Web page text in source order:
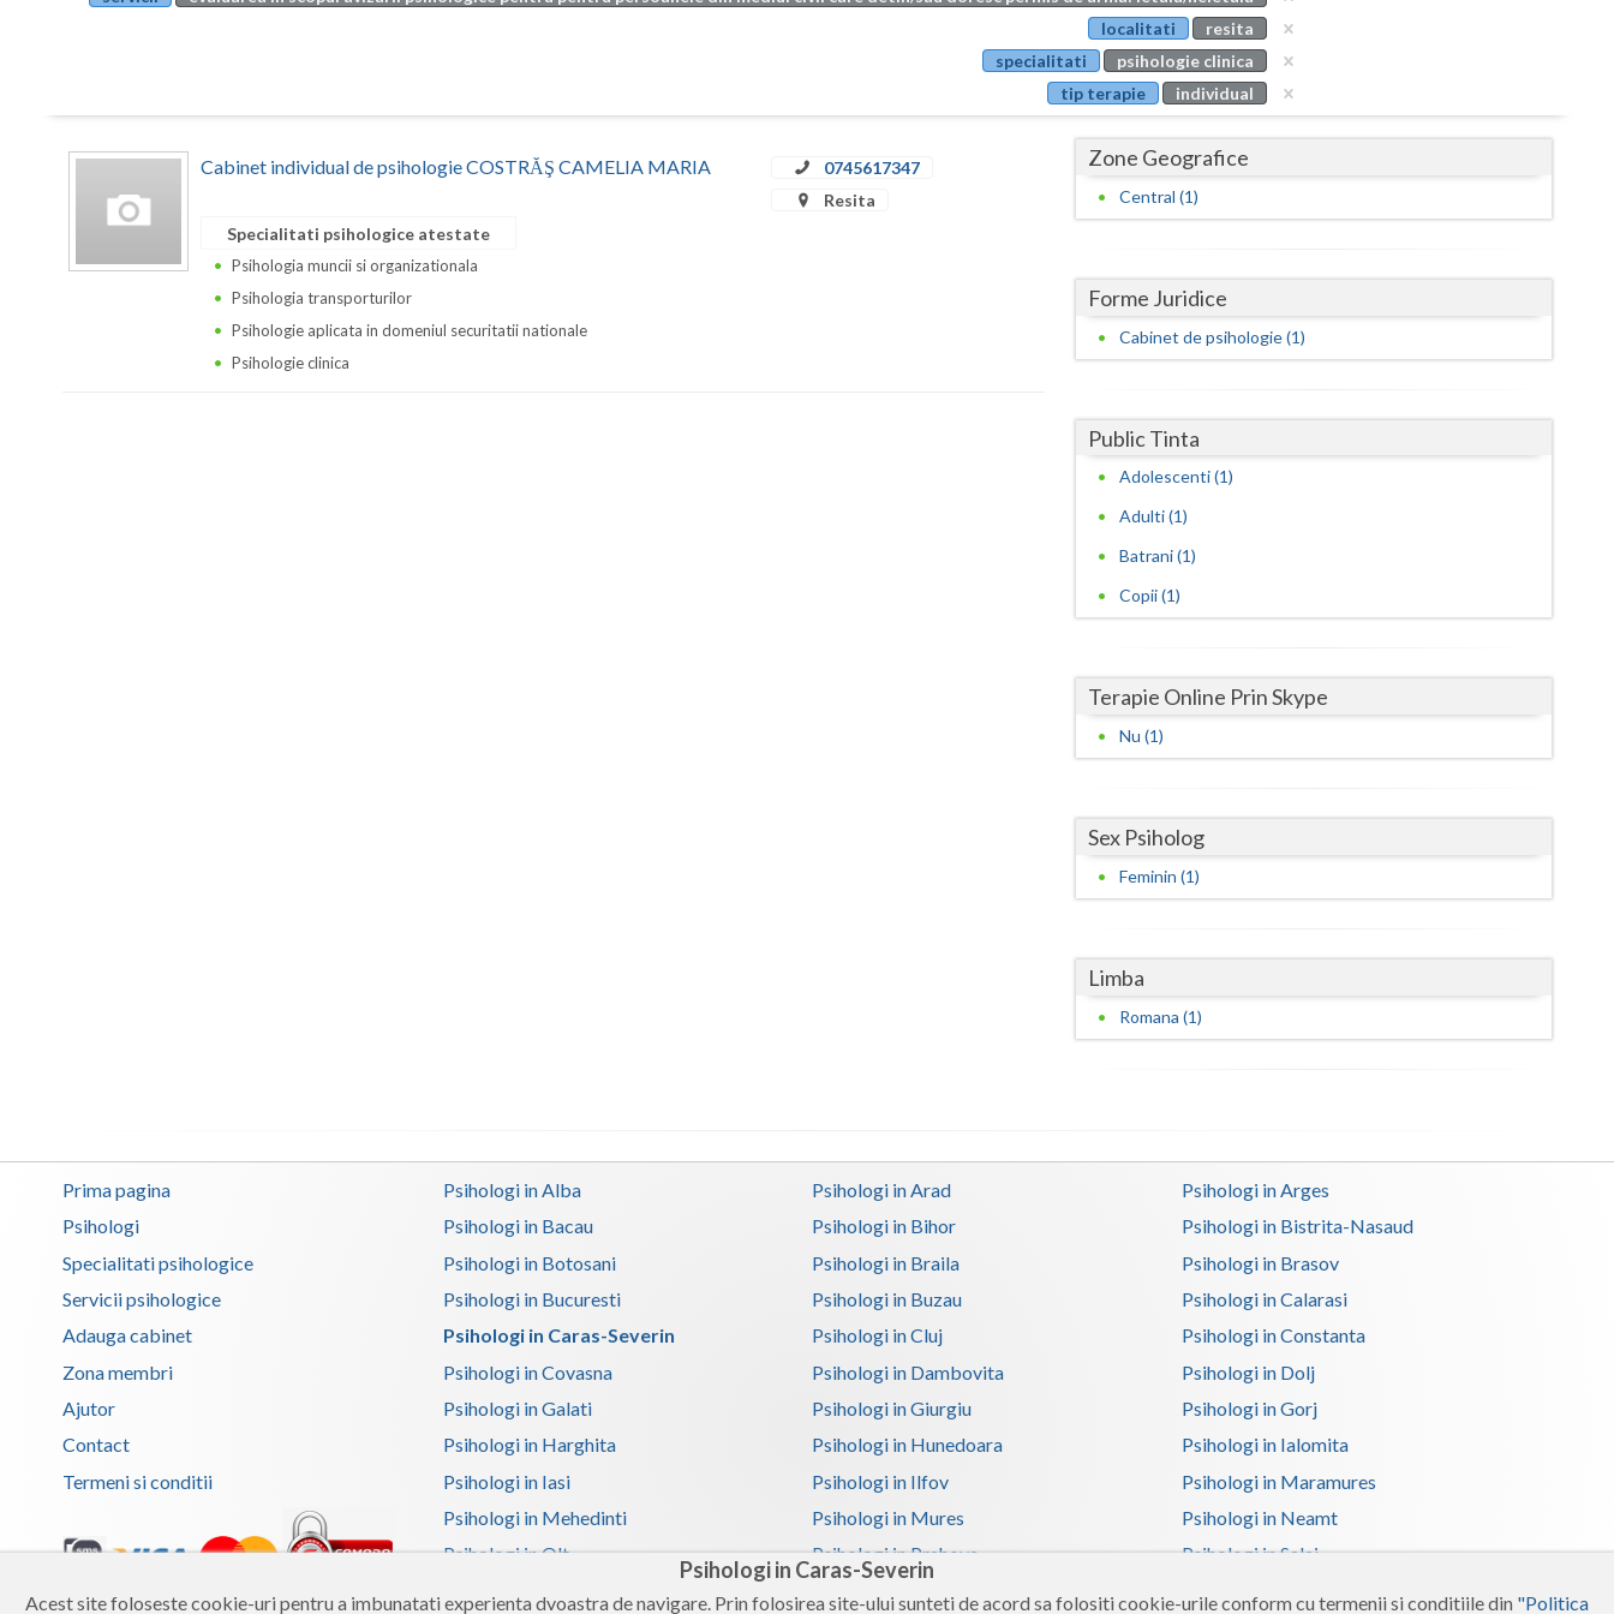
Psihologi in Caras-Severin
Acest site foloseste cookie-uri pentru a imbunatati experienta dvoastra de navigare. Prin folosirea site-ului sunteti de acord sa folositi cookie-urile conform cu termenii si conditiile din "Politica
Buzau
Calarasi
Caras-Severin
Dolj
Iasi
Sibiu
Suceava
Teleorman
Timis
Valcea
Vaslui
localitati
resita
specialitati
psihologie clinica
tip terapie
individual
Cabinet individual de psihologie COSTRĂŞ CAMELIA MARIA
0745617347
Resita
Specialitati psihologice atestate
Psihologia muncii si organizationala
Psihologia transporturilor
Psihologie aplicata in domeniul securitatii nationale
Psihologie clinica
Zone Geografice
Central (1)
Forme Juridice
Cabinet de psihologie (1)
Public Tinta
Adolescenti (1)
Adulti (1)
Batrani (1)
Copii (1)
Terapie Online Prin Skype
Nu (1)
Sex Psiholog
Feminin (1)
Limba
Romana (1)
Prima pagina
Psihologi
Specialitati psihologice
Servicii psihologice
Adauga cabinet
Zona membri
Ajutor
Contact
Termeni si conditii
Copyright 2026 Reframing SRL
Psihologi in Alba Psihologi in Arad
Psihologi in Arges
Psihologi in Bacau
Psihologi in Bihor
Psihologi in Bistrita-Nasaud
Psihologi in Botosani
Psihologi in Braila
Psihologi in Brasov
Psihologi in Bucuresti
Psihologi in Buzau
Psihologi in Calarasi
Psihologi in Caras-Severin
Psihologi in Cluj
Psihologi in Constanta
Psihologi in Covasna
Psihologi in Dambovita
Psihologi in Dolj
Psihologi in Galati
Psihologi in Giurgiu
Psihologi in Gorj
Psihologi in Harghita
Psihologi in Hunedoara
Psihologi in Ialomita
Psihologi in Iasi
Psihologi in Ilfov
Psihologi in Maramures
Psihologi in Mehedinti
Psihologi in Mures
Psihologi in Neamt
Psihologi in Olt
Psihologi in Prahova
Psihologi in Salaj